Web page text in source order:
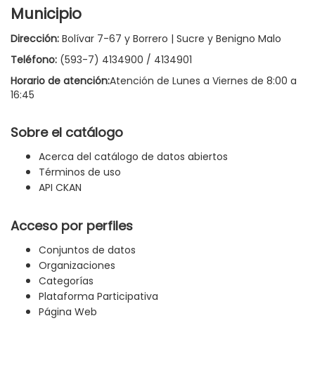
Municipio
Dirección: Bolívar 7-67 y Borrero | Sucre y Benigno Malo
Teléfono: (593-7) 4134900 / 4134901
Horario de atención:Atención de Lunes a Viernes de 8:00 a
16:45
Sobre el catálogo
Acerca del catálogo de datos abiertos
Términos de uso
API CKAN
Acceso por perfiles
Conjuntos de datos
Organizaciones
Categorías
Plataforma Participativa
Página Web